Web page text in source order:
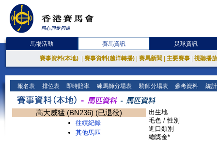
馬場活動 賽馬資訊 足球資訊
賽事資料(本地) 賽事資料(越洋轉播) 賽馬新聞 主要賽事 視聽播
報名表 排位表 即時賠率 練馬師分場表 騎師分場表 參考資料 統
高大威猛 (BN236) (已退役)
往績紀錄
其他馬匹
出生地
毛色 / 性別
進口類別
總獎金*